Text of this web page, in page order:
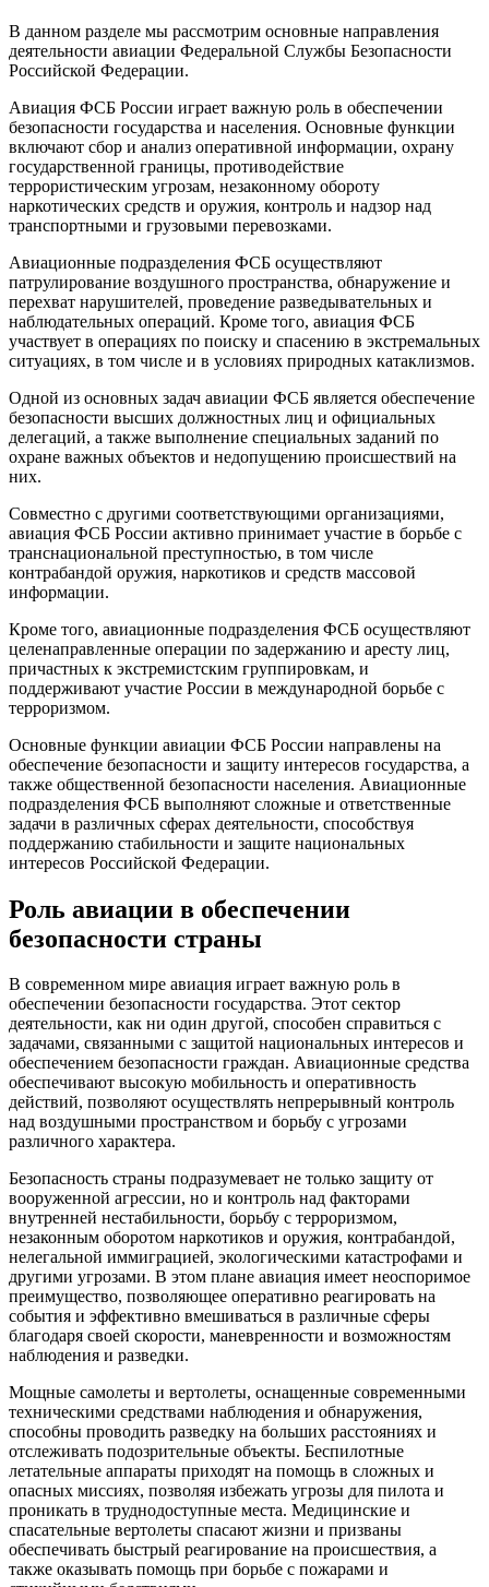
В данном разделе мы рассмотрим основные направления
деятельности авиации Федеральной Службы Безопасности
Российской Федерации.
Авиация ФСБ России играет важную роль в обеспечении
безопасности государства и населения. Основные функции
включают сбор и анализ оперативной информации, охрану
государственной границы, противодействие
террористическим угрозам, незаконному обороту
наркотических средств и оружия, контроль и надзор над
транспортными и грузовыми перевозками.
Авиационные подразделения ФСБ осуществляют
патрулирование воздушного пространства, обнаружение и
перехват нарушителей, проведение разведывательных и
наблюдательных операций. Кроме того, авиация ФСБ
участвует в операциях по поиску и спасению в экстремальных
ситуациях, в том числе и в условиях природных катаклизмов.
Одной из основных задач авиации ФСБ является обеспечение
безопасности высших должностных лиц и официальных
делегаций, а также выполнение специальных заданий по
охране важных объектов и недопущению происшествий на
них.
Совместно с другими соответствующими организациями,
авиация ФСБ России активно принимает участие в борьбе с
транснациональной преступностью, в том числе
контрабандой оружия, наркотиков и средств массовой
информации.
Кроме того, авиационные подразделения ФСБ осуществляют
целенаправленные операции по задержанию и аресту лиц,
причастных к экстремистским группировкам, и
поддерживают участие России в международной борьбе с
терроризмом.
Основные функции авиации ФСБ России направлены на
обеспечение безопасности и защиту интересов государства, а
также общественной безопасности населения. Авиационные
подразделения ФСБ выполняют сложные и ответственные
задачи в различных сферах деятельности, способствуя
поддержанию стабильности и защите национальных
интересов Российской Федерации.
Роль авиации в обеспечении
безопасности страны
В современном мире авиация играет важную роль в
обеспечении безопасности государства. Этот сектор
деятельности, как ни один другой, способен справиться с
задачами, связанными с защитой национальных интересов и
обеспечением безопасности граждан. Авиационные средства
обеспечивают высокую мобильность и оперативность
действий, позволяют осуществлять непрерывный контроль
над воздушными пространством и борьбу с угрозами
различного характера.
Безопасность страны подразумевает не только защиту от
вооруженной агрессии, но и контроль над факторами
внутренней нестабильности, борьбу с терроризмом,
незаконным оборотом наркотиков и оружия, контрабандой,
нелегальной иммиграцией, экологическими катастрофами и
другими угрозами. В этом плане авиация имеет неоспоримое
преимущество, позволяющее оперативно реагировать на
события и эффективно вмешиваться в различные сферы
благодаря своей скорости, маневренности и возможностям
наблюдения и разведки.
Мощные самолеты и вертолеты, оснащенные современными
техническими средствами наблюдения и обнаружения,
способны проводить разведку на больших расстояниях и
отслеживать подозрительные объекты. Беспилотные
летательные аппараты приходят на помощь в сложных и
опасных миссиях, позволяя избежать угрозы для пилота и
проникать в труднодоступные места. Медицинские и
спасательные вертолеты спасают жизни и призваны
обеспечивать быстрый реагирование на происшествия, а
также оказывать помощь при борьбе с пожарами и